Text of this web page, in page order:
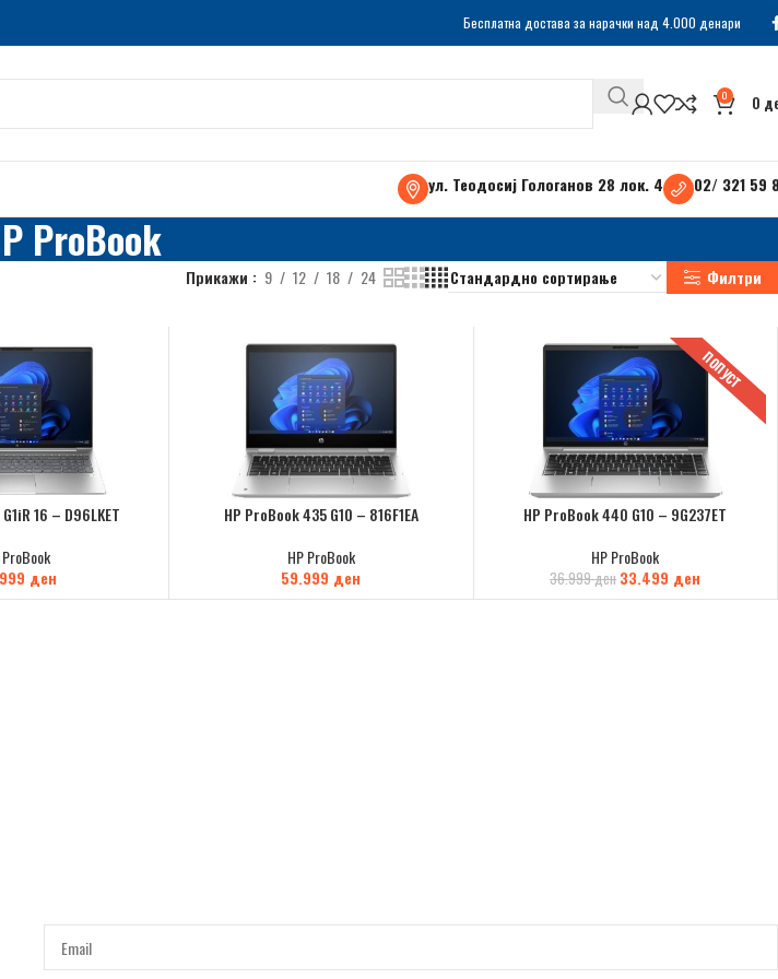
Бесплатна достава за нарачки над 4.000 денари
0 0
ул. Теодосиј Гологанов 28 лок. 4 02/ 321 59
ProBook
Прикажи 9 12 18 24 Филтри
16 – D96LKET
ден
HP ProBook 435 G10 – 816F1EA
HP ProBook
59.999 ден
ПОПУСТ
HP ProBook 440 G10 – 9G237ET
HP ProBook
36.999ден 33.499 ден